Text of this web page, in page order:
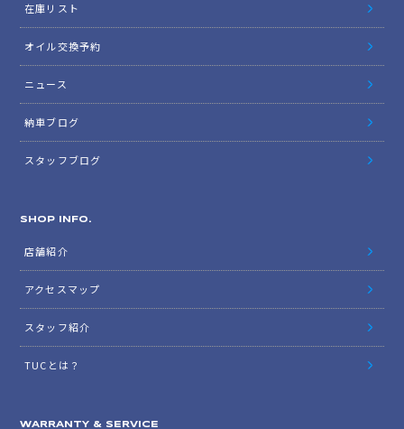
在庫リスト
オイル交換予約
ニュース
納車ブログ
スタッフブログ
SHOP INFO.
店舗紹介
アクセスマップ
スタッフ紹介
TUCとは？
WARRANTY & SERVICE